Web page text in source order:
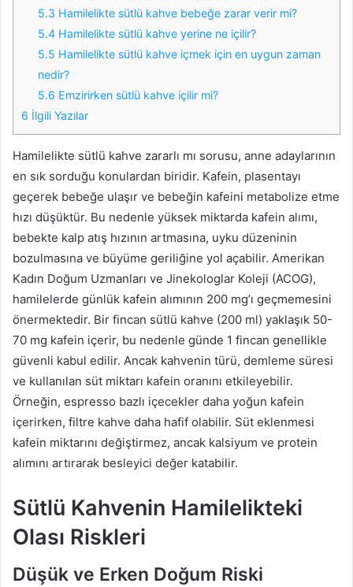
5.3 Hamilelikte sütlü kahve bebeğe zarar verir mi?
5.4 Hamilelikte sütlü kahve yerine ne içilir?
5.5 Hamilelikte sütlü kahve içmek için en uygun zaman
nedir?
5.6 Emzirirken sütlü kahve içilir mi?
6 İlgili Yazılar
Hamilelikte sütlü kahve zararlı mı sorusu, anne adaylarının
en sık sorduğu konulardan biridir. Kafein, plasentayı
geçerek bebeğe ulaşır ve bebeğin kafeini metabolize etme
hızı düşüktür. Bu nedenle yüksek miktarda kafein alımı,
bebekte kalp atış hızının artmasına, uyku düzeninin
bozulmasına ve büyüme geriliğine yol açabilir. Amerikan
Kadın Doğum Uzmanları ve Jinekologlar Koleji (ACOG),
hamilelerde günlük kafein alımının 200 mg’ı geçmemesini
önermektedir. Bir fincan sütlü kahve (200 ml) yaklaşık 50-
70 mg kafein içerir, bu nedenle günde 1 fincan genellikle
güvenli kabul edilir. Ancak kahvenin türü, demleme süresi
ve kullanılan süt miktarı kafein oranını etkileyebilir.
Örneğin, espresso bazlı içecekler daha yoğun kafein
içerirken, filtre kahve daha hafif olabilir. Süt eklenmesi
kafein miktarını değiştirmez, ancak kalsiyum ve protein
alımını artırarak besleyici değer katabilir.
Sütlü Kahvenin Hamilelikteki
Olası Riskleri
Düşük ve Erken Doğum Riski